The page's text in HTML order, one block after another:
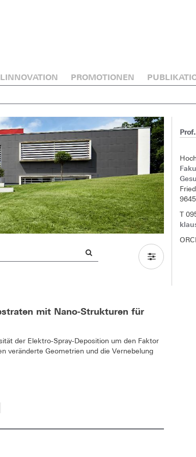
PROMOTIONEN
mit Nano-Strukturen für
der Elektro-Spray-Deposition um den Faktor
veränderte Geometrien und die Vernebelung
T